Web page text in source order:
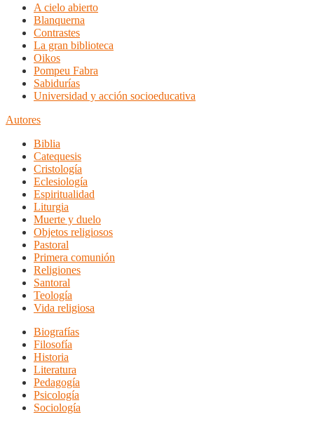
A cielo abierto
Blanquerna
Contrastes
La gran biblioteca
Oikos
Pompeu Fabra
Sabidurías
Universidad y acción socioeducativa
Autores
Biblia
Catequesis
Cristología
Eclesiología
Espiritualidad
Liturgia
Muerte y duelo
Objetos religiosos
Pastoral
Primera comunión
Religiones
Santoral
Teología
Vida religiosa
Biografías
Filosofía
Historia
Literatura
Pedagogía
Psicología
Sociología